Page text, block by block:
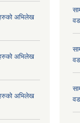
अभिलेख
अभिलेख
अभिलेख